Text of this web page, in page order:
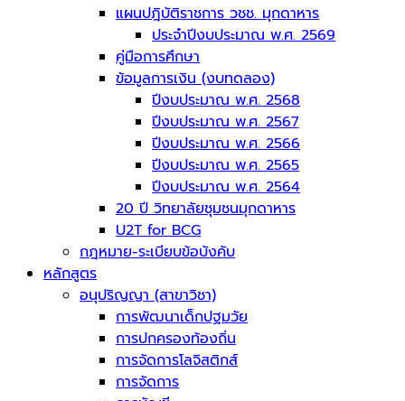
แผนปฎิบัติราชการ วชช. มุกดาหาร
ประจำปีงบประมาณ พ.ศ. 2569
คู่มือการศึกษา
ข้อมูลการเงิน (งบทดลอง)
ปีงบประมาณ พ.ศ. 2568
ปีงบประมาณ พ.ศ. 2567
ปีงบประมาณ พ.ศ. 2566
ปีงบประมาณ พ.ศ. 2565
ปีงบประมาณ พ.ศ. 2564
20 ปี วิทยาลัยชุมชนมุกดาหาร
U2T for BCG
กฎหมาย-ระเบียบข้อบังคับ
หลักสูตร
อนุปริญญา (สาขาวิชา)
การพัฒนาเด็กปฐมวัย
การปกครองท้องถิ่น
การจัดการโลจิสติกส์
การจัดการ